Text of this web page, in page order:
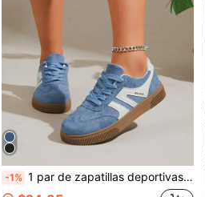
-1% 1 par de zapatillas deportivas blancas de mujer con punta redonda y cordones, versátiles zapatillas de skate de caña baja